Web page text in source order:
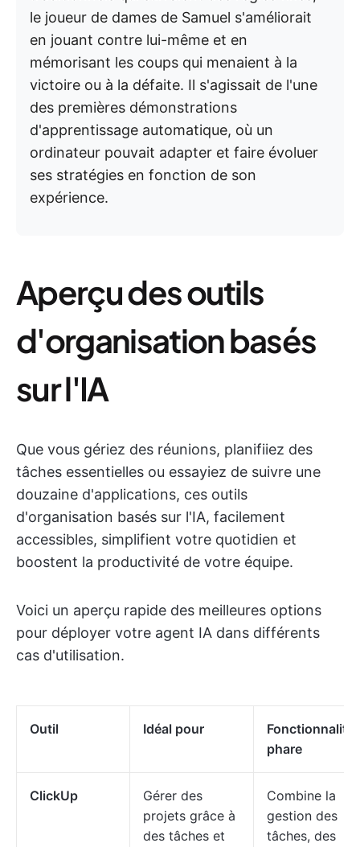
le joueur de dames de Samuel s'améliorait
en jouant contre lui-même et en
mémorisant les coups qui menaient à la
victoire ou à la défaite. Il s'agissait de l'une
des premières démonstrations
d'apprentissage automatique, où un
ordinateur pouvait adapter et faire évoluer
ses stratégies en fonction de son
expérience.
Aperçu des outils
d'organisation basés
sur l'IA
Que vous gériez des réunions, planifiiez des
tâches essentielles ou essayiez de suivre une
douzaine d'applications, ces outils
d'organisation basés sur l'IA, facilement
accessibles, simplifient votre quotidien et
boostent la productivité de votre équipe.
Voici un aperçu rapide des meilleures options
pour déployer votre agent IA dans différents
cas d'utilisation.
Outil Idéal pour
Fonctionnalité
phare
ClickUp
Gérer des
projets grâce à
des tâches et
Combine la
gestion des
tâches, des